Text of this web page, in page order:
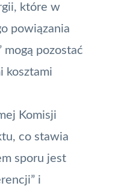
które w
powiązania
pozostać
kosztami
Komisji
co stawia
sporu jest
i